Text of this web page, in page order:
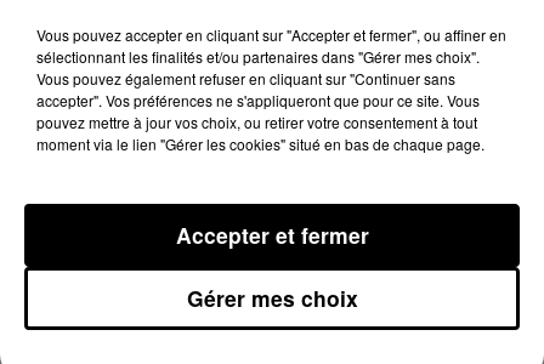
31 mai 2023 - 4 min 15 sec
LES INFOS DU TARN DU 31/05/2023 À 17H01
Vous pouvez accepter en cliquant sur "Accepter et fermer", ou affiner en
sélectionnant les finalités et/ou partenaires dans "Gérer mes choix".
Vous pouvez également refuser en cliquant sur "Continuer sans
accepter". Vos préférences ne s'appliqueront que pour ce site. Vous
pouvez mettre à jour vos choix, ou retirer votre consentement à tout
moment via le lien "Gérer les cookies" situé en bas de chaque page.
Gérer mes choix
Accepter et fermer